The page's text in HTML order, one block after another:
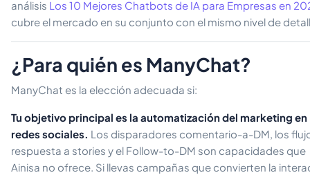
análisis Los 10 Mejores Chatbots de IA para Empresas en
cubre el mercado en su conjunto con el mismo nivel de
¿Para quién es ManyChat?
ManyChat es la elección adecuada si:
Tu objetivo principal es la automatización del marketing en
redes sociales. Los disparadores comentario-a-DM, los
respuesta a stories y el Follow-to-DM son capacidades que
Ainisa no ofrece. Si llevas campañas que convierten la